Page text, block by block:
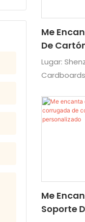
Me
De
Lugar:
arte de
bebidas,
hardware
Me
Soporte